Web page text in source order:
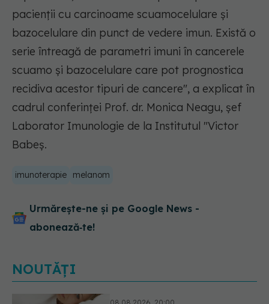
pacienții cu carcinoame scuamocelulare și
bazocelulare din punct de vedere imun. Există o
serie întreagă de parametri imuni în cancerele
scuamo și bazocelulare care pot prognostica
recidiva acestor tipuri de cancere", a explicat în
cadrul conferinței Prof. dr. Monica Neagu, șef
Laborator Imunologie de la Institutul "Victor
Babeș.
imunoterapie melanom
Urmărește-ne și pe Google News -
abonează‑te!
NOUTĂȚI